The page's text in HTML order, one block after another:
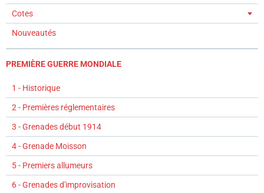
Cotes
Nouveautés
PREMIÈRE GUERRE MONDIALE
1 - Historique
2 - Premières réglementaires
3 - Grenades début 1914
4 - Grenade Moisson
5 - Premiers allumeurs
6 - Grenades d'improvisation